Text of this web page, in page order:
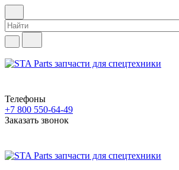
Телефоны
+7 800 550-64-49
Заказать звонок